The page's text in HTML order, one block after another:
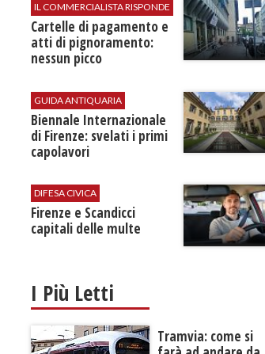
IL COMMERCIALISTA RISPONDE
Cartelle di pagamento e
atti di pignoramento:
nessun picco
GUIDA ANTIQUARIA
Biennale Internazionale
di Firenze: svelati i primi
capolavori
DIFESA CIVICA
Firenze e Scandicci
capitali delle multe
I Più Letti
Tramvia: come si